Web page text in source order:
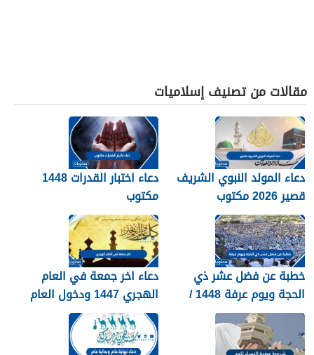
مقالات من تصنيف إسلاميات
دعاء المولد النبوي الشريف
قصير 2026 مكتوب
دعاء اختبار القدرات 1448
مكتوب
خطبة عن فضل عشر ذي
الحجة ويوم عرفة 1448 /
2026
دعاء اخر جمعة في العام
الهجري 1447 ودخول العام
الجديد 1448